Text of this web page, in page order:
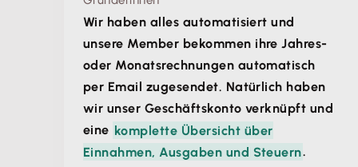
Wir haben alles automatisiert und
unsere Member bekommen ihre Jahres-
oder Monatsrechnungen automatisch
per Email zugesendet. Natürlich haben
wir unser Geschäftskonto verknüpft und
eine komplette Übersicht über
Einnahmen, Ausgaben und Steuern.